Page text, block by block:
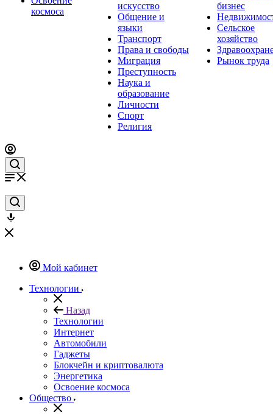
космоса
искусство
Общение и
языки
Транспорт
Права и свободы
Миграция
Преступность
Наука и
образование
Личности
Спорт
Религия
бизнес
Сельское
хозяйство
Рынок труда
Мой кабинет
Технологии
Назад
Технологии
Интернет
Автомобили
Гаджеты
Блокчейн и криптовалюта
Энергетика
Освоение космоса
Общество